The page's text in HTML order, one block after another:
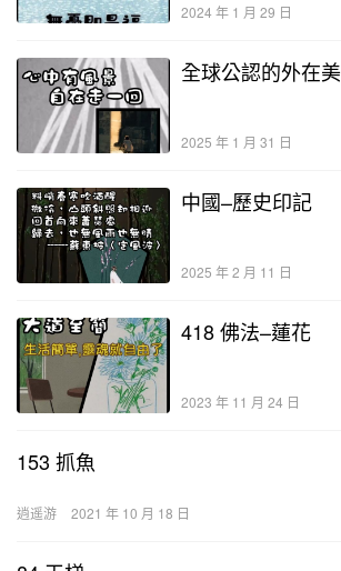
2024 年 1 月 29 日
全球公認的外在美
2025 年 1 月 31 日
中國–歷史印記
2025 年 2 月 11 日
418 佛法–蓮花
2023 年 11 月 24 日
153 抓魚
逍遥游 2021 年 10 月 18 日